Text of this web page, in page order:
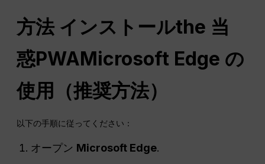
方法 インストールthe 当
惑PWAMicrosoft Edge の
使用（推奨方法）
以下の手順に従ってください：
オープン Microsoft Edge.